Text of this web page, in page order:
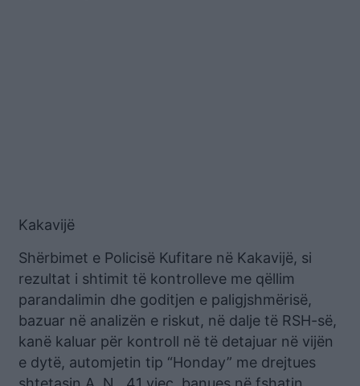
Kakavijë
Shërbimet e Policisë Kufitare në Kakavijë, si
rezultat i shtimit të kontrolleve me qëllim
parandalimin dhe goditjen e paligjshmërisë,
bazuar në analizën e riskut, në dalje të RSH-së,
kanë kaluar për kontroll në të detajuar në vijën
e dytë, automjetin tip “Honday” me drejtues